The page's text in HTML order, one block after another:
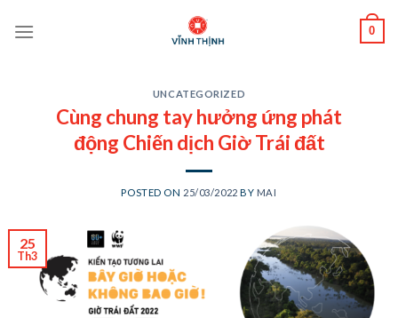
0
UNCATEGORIZED
Cùng chung tay hưởng ứng phát
động Chiến dịch Giờ Trái đất
POSTED ON 25/03/2022 BY MAI
25
Th3